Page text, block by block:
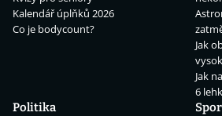
Kalendář úplňků 2026
Co je bodycount?
Jak
Jak
6
Politika